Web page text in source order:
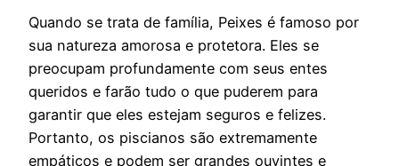
Quando se trata de família, Peixes é famoso por
sua natureza amorosa e protetora. Eles se
preocupam profundamente com seus entes
queridos e farão tudo o que puderem para
garantir que eles estejam seguros e felizes.
Portanto, os piscianos são extremamente
empáticos e podem ser grandes ouvintes e